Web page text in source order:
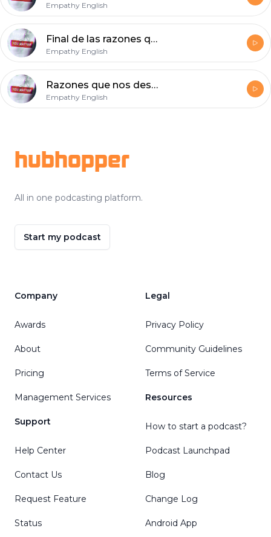
Empathy English
Final de las razones que nos desalientan en nuestro proceso de aprendizaje de él inglés.
Empathy English
Razones que nos desalientan en nuestro proceso de aprendizaje de él inglés.
Empathy English
hubhopper
All in one podcasting platform.
Start my podcast
Company
Awards
About
Pricing
Management Services
Support
Help Center
Contact Us
Request Feature
Status
Legal
Privacy Policy
Community Guidelines
Terms of Service
Resources
How to start a podcast?
Podcast Launchpad
Blog
Change Log
Android App